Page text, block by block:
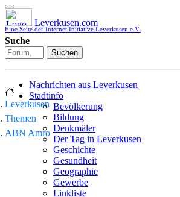
Leverkusen.com
Eine Seite der Internet Initiative Leverkusen e.V.
Suche
Suchen
Nachrichten aus Leverkusen
Stadtinfo
Bevölkerung
Bildung
Denkmäler
Der Tag in Leverkusen
Geschichte
Gesundheit
Geographie
Gewerbe
Linkliste
Leverkusen
Themen
ABN Amro